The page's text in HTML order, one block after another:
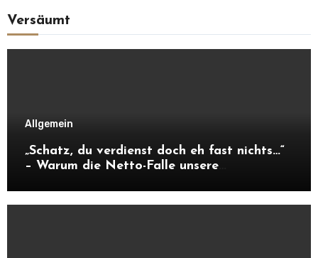
Versäumt
Allgemein
„Schatz, du verdienst doch eh fast nichts…“
– Warum die Netto-Falle unsere